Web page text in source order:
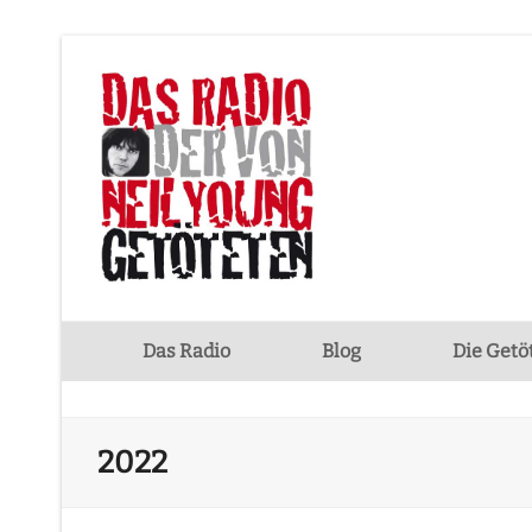
Das Radio Blog Die
2022